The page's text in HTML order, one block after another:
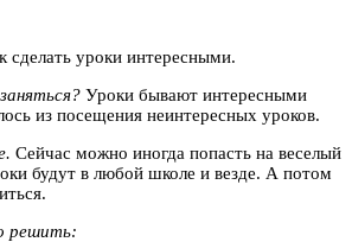
сделать уроки интересными.
Уроки бывают интересными
из посещения неинтересных уроков.
Сейчас можно иногда попасть на веселый
будут в любой школе и везде. А потом
решить: